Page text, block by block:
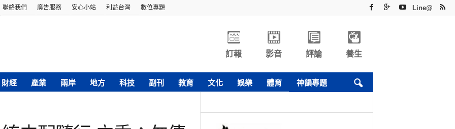
聯絡我們 廣告服務 安心小站 利益台灣 數位專題 Line@
訂報 影音 評論 養生
財經 產業 兩岸 地方 科技 副刊 教育 文化 娛樂 體育 神韻專題